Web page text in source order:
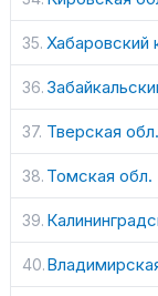
Хабаровский
Тверская обл.
Томская обл.